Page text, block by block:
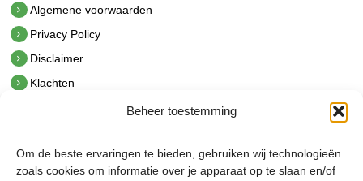
Beheer toestemming
Om de beste ervaringen te bieden, gebruiken wij technologieën
zoals cookies om informatie over je apparaat op te slaan en/of
Algemene voorwaarden
Privacy Policy
Disclaimer
Klachten
hetindustriehuis B.V.
De Hoek 1 1601 MR Enkhuizen